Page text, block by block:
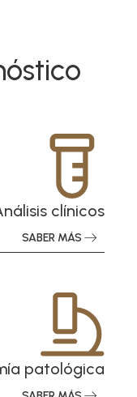
clínicos
SABER MÁS
patológica